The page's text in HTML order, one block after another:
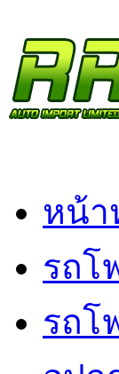
หน้า
รถโ
รถโ